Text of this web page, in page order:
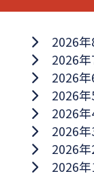
2026年
2026年
2026年
2026年
2026年
2026年
2026年
2026年